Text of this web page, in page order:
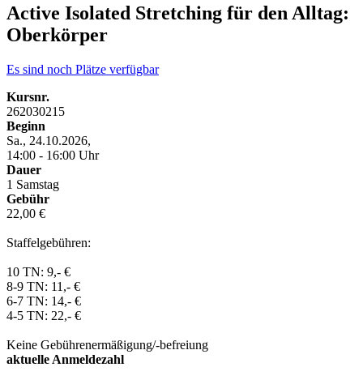
Active Isolated Stretching für den Alltag:
Oberkörper
Es sind noch Plätze verfügbar
Kursnr.
262030215
Beginn
Sa., 24.10.2026,
14:00 - 16:00 Uhr
Dauer
1 Samstag
Gebühr
22,00 €
Staffelgebühren:
10 TN: 9,- €
8-9 TN: 11,- €
6-7 TN: 14,- €
4-5 TN: 22,- €
Keine Gebührenermäßigung/-befreiung
aktuelle Anmeldezahl